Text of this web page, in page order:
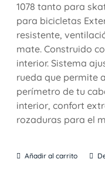
1078 tanto para
para bicicletas
resistente,
mate. Construido
interior. Sistema
rueda que permite
perímetro de tu
interior, confort
rozaduras para el
Añadir al carrito